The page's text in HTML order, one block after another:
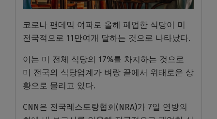
코로나 팬데믹 여파로 올해 폐업한 식당이 미
전국적으로 11만여개 달하는 것으로 나타났다.
이는 미 전체 식당의 17%를 차지하는 것으로
미 전국의 식당업계가 벼랑 끝에서 위태로운 상
황으로 몰리고 있다.
CNN은 전국레스토랑협회(NRA)가 7일 연방의